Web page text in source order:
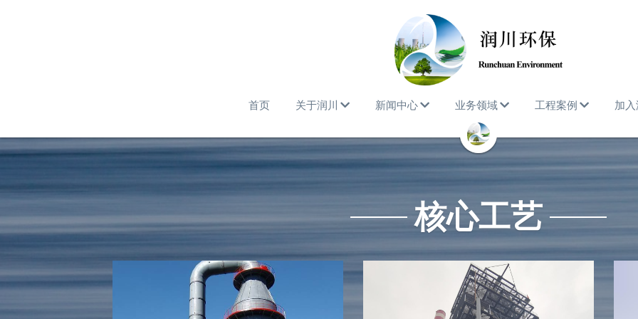
首页 关于润川 新闻中心 业务领域 工程案例 加
核心工艺